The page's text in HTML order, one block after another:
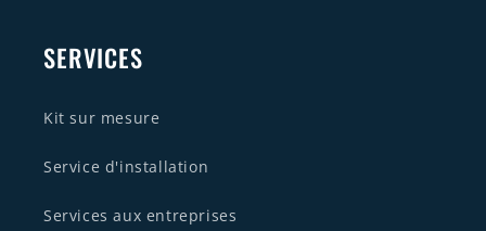
SERVICES
Kit sur mesure
Service d'installation
Services aux entreprises